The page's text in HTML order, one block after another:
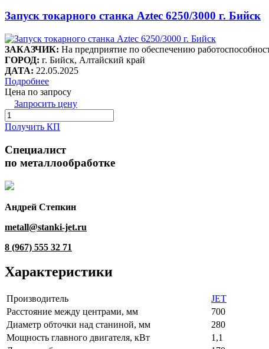
Запуск токарного станка Aztec 6250/3000 г. Бийск
ЗАКАЗЧИК: На предприятие по обеспечению
ГОРОД: г. Бийск, Алтайский край
ДАТА: 22.05.2025
Подробнее
Цена по запросу
Запросить цену
Получить КП
Специалист
по металлообработке
Андрей Степкин
metall@stanki-jet.ru
8 (967) 555 32 71
Характеристики
Производитель
JET
Расстояние между центрами, мм
700
Диаметр обточки над станиной, мм
280
Мощность главного двигателя, кВт
1,1